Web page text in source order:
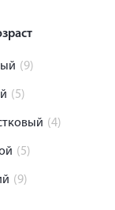
(9)
(5)
(4)
(5)
(9)